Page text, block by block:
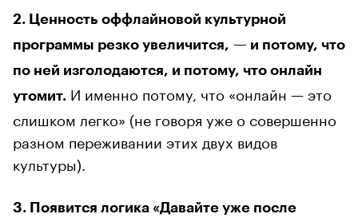
2. Ценность оффлайновой культурной
программы резко увеличится, — и потому, что
по ней изголодаются, и потому, что онлайн
утомит. И именно потому, что «онлайн — это
слишком легко» (не говоря уже о совершенно
разном переживании этих двух видов
культуры).
3. Появится логика «Давайте уже после